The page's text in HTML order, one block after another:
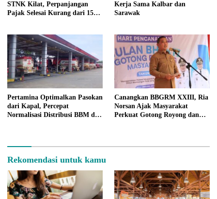
STNK Kilat, Perpanjangan
Pajak Selesai Kurang dari 15
Kerja Sama Kalbar dan
Sarawak
Pertamina Optimalkan Pasokan
dari Kapal, Percepat
Normalisasi Distribusi BBM di
Canangkan BBGRM XXIII, Ria
Norsan Ajak Masyarakat
Perkuat Gotong Royong dan
Rekomendasi untuk kamu